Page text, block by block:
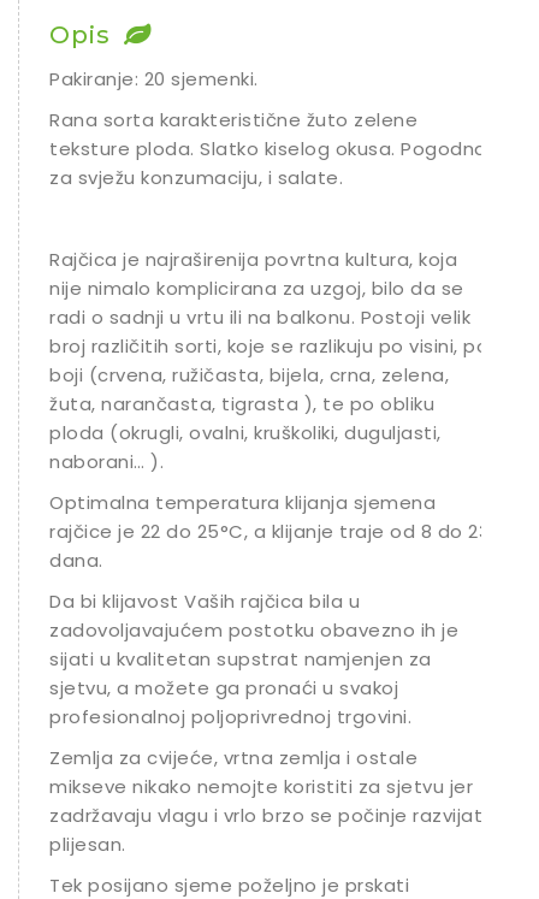
Ostalo sjeme
Opis
Pakiranje: 20 sjemenki.
Rana sorta karakteristične žuto zelene
teksture ploda. Slatko kiselog okusa. Pogodna
za svježu konzumaciju, i salate.
Rajčica je najraširenija povrtna kultura, koja
nije nimalo komplicirana za uzgoj, bilo da se
radi o sadnji u vrtu ili na balkonu. Postoji velik
broj različitih sorti, koje se razlikuju po visini, po
boji (crvena, ružičasta, bijela, crna, zelena,
žuta, narančasta, tigrasta ), te po obliku
ploda (okrugli, ovalni, kruškoliki, duguljasti,
naborani… ).
Optimalna temperatura klijanja sjemena
rajčice je 22 do 25°C, a klijanje traje od 8 do 23
dana.
Da bi klijavost Vaših rajčica bila u
zadovoljavajućem postotku obavezno ih je
sijati u kvalitetan supstrat namjenjen za
sjetvu, a možete ga pronaći u svakoj
profesionalnoj poljoprivrednoj trgovini.
Zemlja za cvijeće, vrtna zemlja i ostale
mikseve nikako nemojte koristiti za sjetvu jer
zadržavaju vlagu i vrlo brzo se počinje razvijati
plijesan.
Tek posijano sjeme poželjno je prskati